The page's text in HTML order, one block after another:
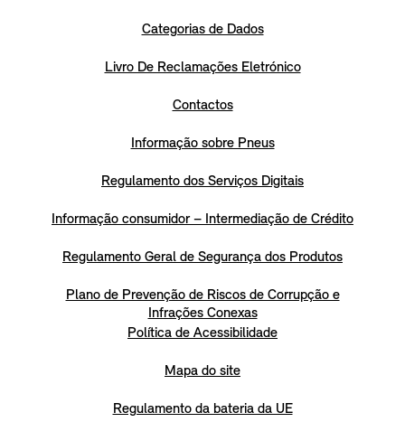
Categorias de Dados
Livro De Reclamações Eletrónico
Contactos
Informação sobre Pneus
Regulamento dos Serviços Digitais
Informação consumidor – Intermediação de Crédito
Regulamento Geral de Segurança dos Produtos
Plano de Prevenção de Riscos de Corrupção e
Infrações Conexas
Política de Acessibilidade
Mapa do site
Regulamento da bateria da UE